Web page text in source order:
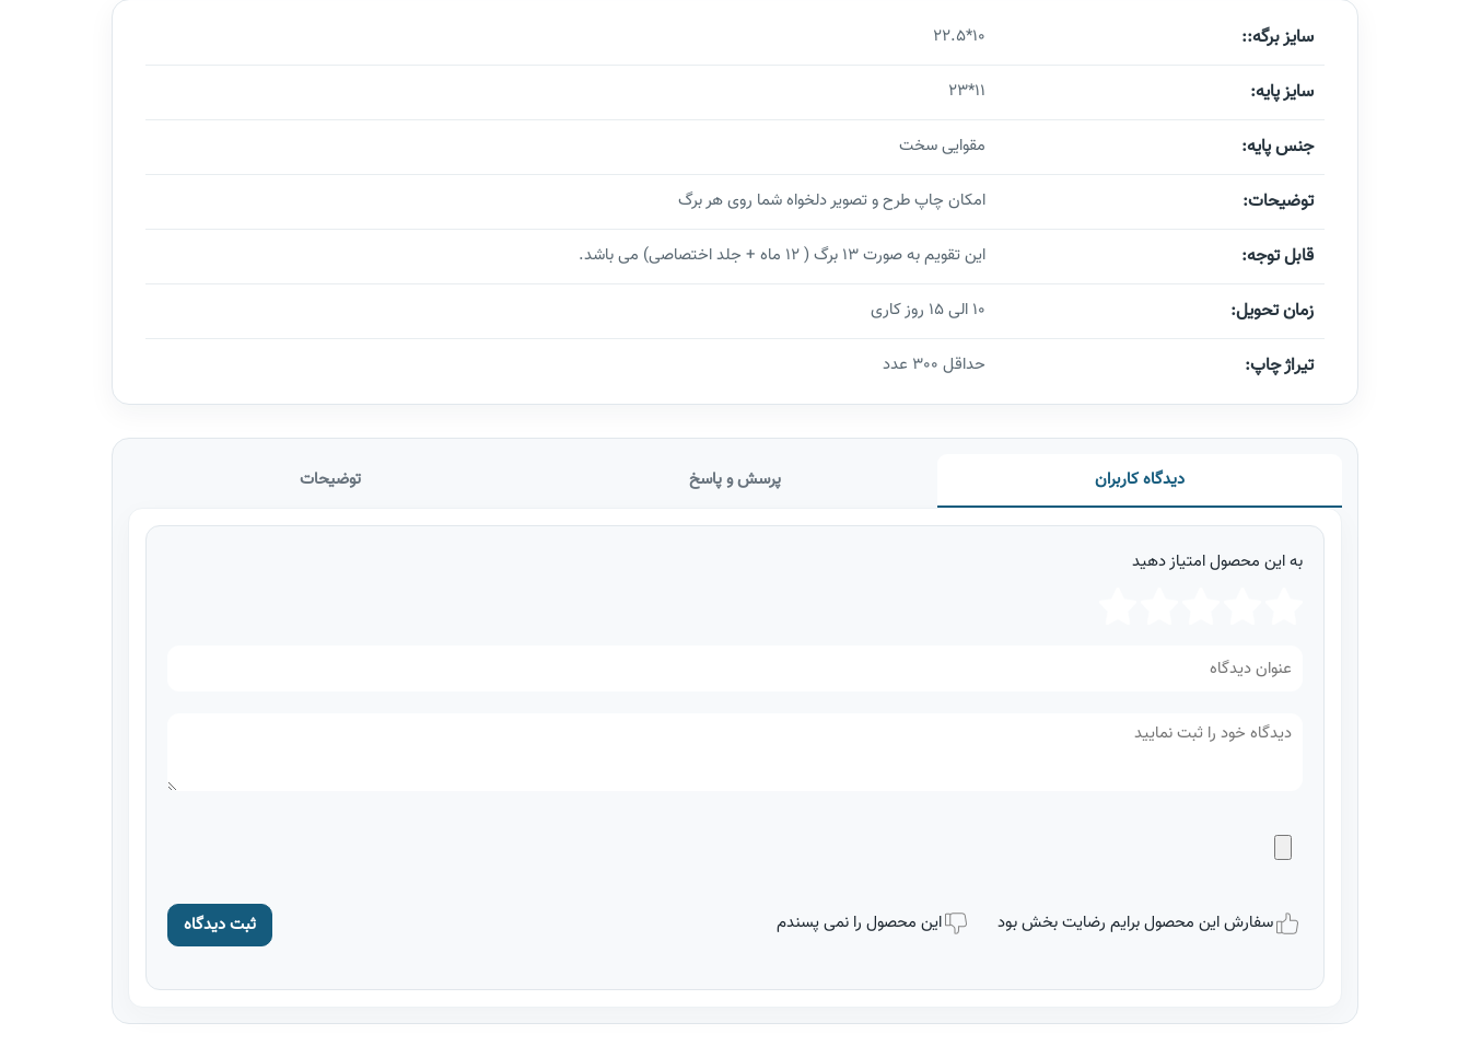
سایز برگه:: 10*22.5
سایز پایه: 11*23
جنس پایه: مقوایی سخت
توضیحات: امکان چاپ طرح و تصویر دلخواه شما روی هر برگ
قابل توجه: این تقویم به صورت 13 برگ ( 12 ماه + جلد اختصاصی) می باشد.
زمان تحویل: 10 الی 15 روز کاری
تیراژ چاپ: حداقل 300 عدد
دیدگاه کاربران پرسش و پاسخ توضیحات
به این محصول امتیاز دهید
سفارش این محصول برایم رضایت بخش بود این محصول را نمی پسندم ثبت دیدگاه